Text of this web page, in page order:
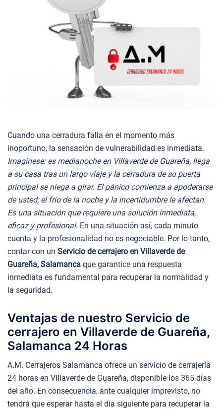
Cuando una cerradura falla en el momento más
inoportuno, la sensación de vulnerabilidad es inmediata.
Imaginese: es medianoche en Villaverde de Guareña, llega
a su casa tras un largo viaje y la cerradura de su puerta
principal se niega a girar. El pánico comienza a apoderarse
de usted; el frío de la noche y la incertidumbre le afectan.
Es una situación que requiere una solución inmediata,
eficaz y profesional. En una situación así, cada minuto
cuenta y la profesionalidad no es negociable. Por lo tanto,
contar con un Servicio de cerrajero en Villaverde de
Guareña, Salamanca que garantice una respuesta
inmediata es fundamental para recuperar la normalidad y
la seguridad.
Ventajas de nuestro Servicio de
cerrajero en Villaverde de Guareña,
Salamanca 24 Horas
A.M. Cerrajeros Salamanca ofrece un servicio de cerrajería
24 horas en Villaverde de Guareña, disponible los 365 días
del año. En consecuencia, ante cualquier imprevisto, no
tendrá que esperar hasta el día siguiente para recuperar la